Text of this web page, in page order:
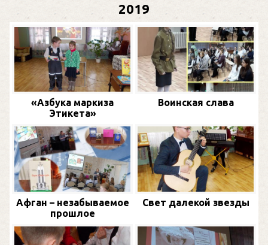
2019
«Азбука маркиза
Этикета»
Воинская слава
Афган – незабываемое
прошлое
Свет далекой звезды